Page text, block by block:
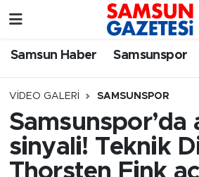
Samsun Haber Samsunspor
VIDEO GALERI SAMSUNSPOR
Samsunspor’da
sinyali! Teknik
Thorsten Fink
Samsun Haber
Samsunspor
Samsun Rehberi
Resmi İlanlar
Samsun Nöbetçi Eczaneler
Samsun Hava Durumu
SAMSUN Namaz Vakitleri
Samsun Trafik Yoğunluk